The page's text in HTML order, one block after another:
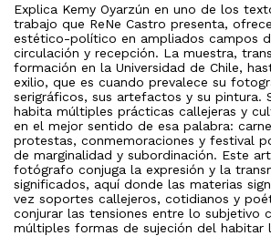
Explica Kemy Oyarzún en uno de los
trabajo que ReNe Castro presenta,
estético-político en ampliados campos
circulación y recepción. La muestra,
formación en la Universidad de Chile,
exilio, que es cuando prevalece su
serigráficos, sus artefactos y su pintura.
habita múltiples prácticas callejeras y
en el mejor sentido de esa palabra:
protestas, conmemoraciones y festival
de marginalidad y subordinación. Este
fotógrafo conjuga la expresión y la
significados, aquí donde las materias
vez soportes callejeros, cotidianos y
conjurar las tensiones entre lo subjetivo
múltiples formas de sujeción del habitar